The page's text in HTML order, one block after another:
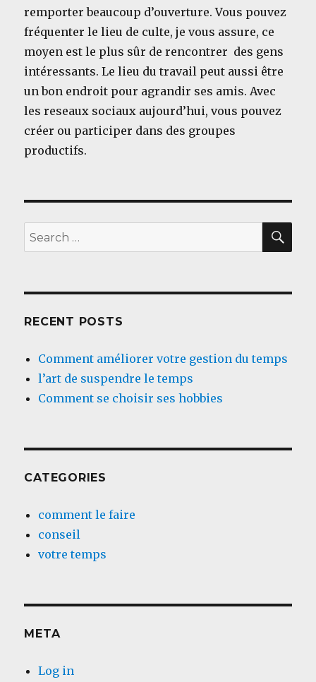
remporter beaucoup d’ouverture. Vous pouvez
fréquenter le lieu de culte, je vous assure, ce
moyen est le plus sûr de rencontrer des gens
intéressants. Le lieu du travail peut aussi être
un bon endroit pour agrandir ses amis. Avec
les reseaux sociaux aujourd’hui, vous pouvez
créer ou participer dans des groupes
productifs.
Search
for:
RECENT POSTS
Comment améliorer votre gestion du temps
l’art de suspendre le temps
Comment se choisir ses hobbies
CATEGORIES
comment le faire
conseil
votre temps
META
Log in